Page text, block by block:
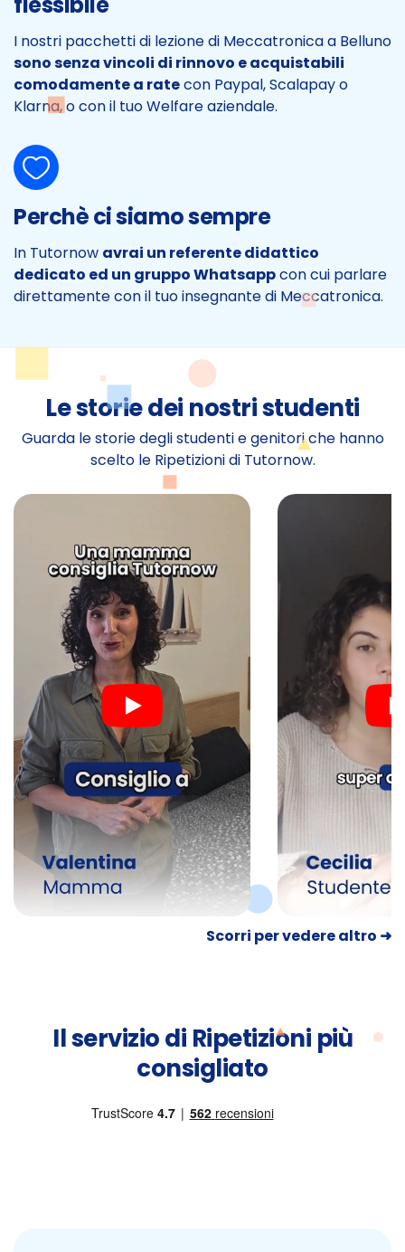
I nostri pacchetti di lezione di Meccatronica a Belluno
sono senza vincoli di rinnovo e acquistabili
comodamente a ratecon Paypal, Scalapay o
Klarna, o con il tuo Welfare aziendale.
Perchè ci siamo sempre
In Tutornow avrai un referente didattico
dedicato ed un gruppo Whatsappcon cui parlare
direttamente con il tuo insegnante di Meccatronica.
Le storie dei nostri studenti
Guarda le storie degli studenti e genitori che hanno
scelto le Ripetizioni di Tutornow.
Scorri per vedere altro ➜
Il servizio di Ripetizioni più
consigliato